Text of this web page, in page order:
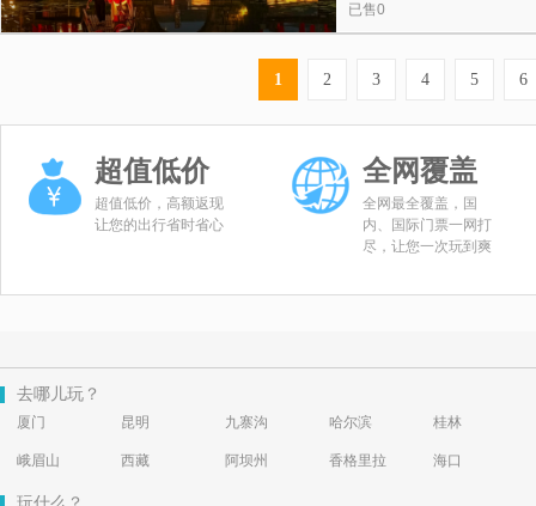
已售0
1 2 3 4 5 6
超值低价
超值低价，高额返现
让您的出行省时省心
全网覆盖
全网最全覆盖，国
内、国际门票一网打
尽，让您一次玩到爽
去哪儿玩？
厦门 昆明 九寨沟 哈尔滨 桂林
峨眉山 西藏 阿坝州 香格里拉 海口